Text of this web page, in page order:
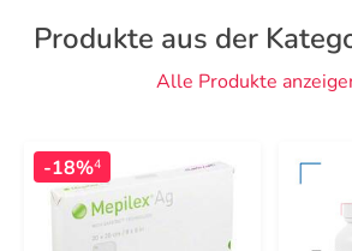
Produkte aus der
Alle Produkte
-18%4